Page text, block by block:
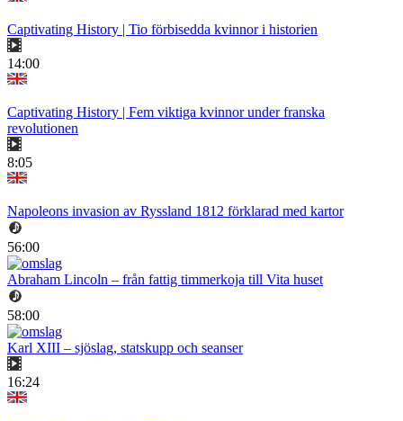
Captivating History | Tio förbisedda kvinnor i historien
14:00
Captivating History | Fem viktiga kvinnor under franska
revolutionen
8:05
Napoleons invasion av Ryssland 1812 förklarad med kartor
56:00
Abraham Lincoln – från fattig timmerkoja till Vita huset
58:00
Karl XIII – sjöslag, statskupp och seanser
16:24